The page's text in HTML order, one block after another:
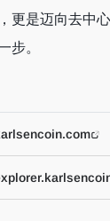
更是迈向去中
步。